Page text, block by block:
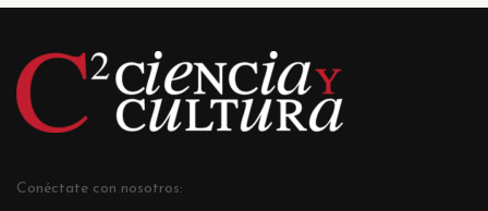
Conéctate con nosotros: